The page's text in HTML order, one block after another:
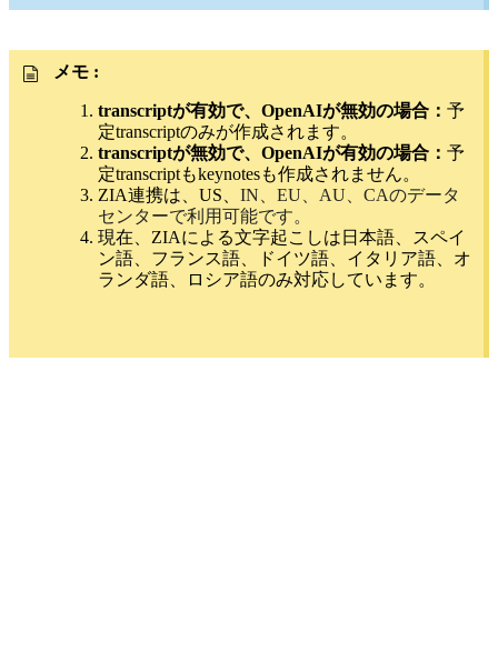
メモ :
transcriptが有効で、OpenAIが無効の場合： 予
定transcriptのみが作成されます。
transcriptが無効で、OpenAIが有効の場合： 予
定transcriptもkeynotesも作成されません。
ZIA連携は、US、 IN、EU、AU、CAのデータ
センターで利用可能です。
現在、ZIAによる文字起こしは日本語、スペイ
ン語、フランス語、ドイツ語、イタリア語、オ
ランダ語、ロシア語のみ対応しています。